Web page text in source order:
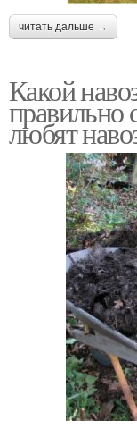
читать дальше →
Какой
правильно
любят